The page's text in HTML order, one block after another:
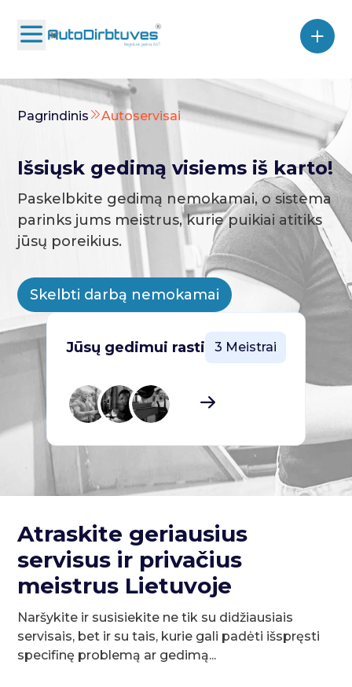
Pagrindinis Autoservisai
Išsiųsk gedimą visiems iš karto!
Paskelbkite gedimą nemokamai, o sistema
parinks jums meistrus, kurie puikiai atitiks
jūsų poreikius.
Skelbti darbą nemokamai
Jūsų gedimui rasti 3 Meistrai
Atraskite geriausius
servisus ir privačius
meistrus Lietuvoje
Naršykite ir susisiekite ne tik su didžiausiais
servisais, bet ir su tais, kurie gali padėti išspręsti
specifinę problemą ar gedimą...